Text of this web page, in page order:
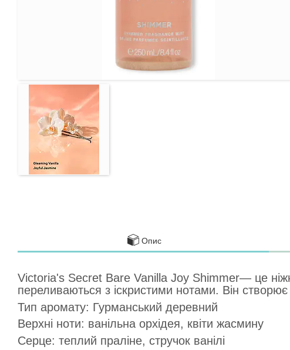
Опис
Victoria's Secret Bare Vanilla Joy Shimmer— це
переливаються з іскристими нотами. Він створює
Тип аромату: Гурманський деревний
Верхні ноти: ванільна орхідея, квіти жасмину
Серце: теплий праліне, стручок ванілі